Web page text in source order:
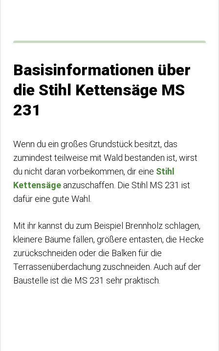
Basisinformationen über
die Stihl Kettensäge MS
231
Wenn du ein großes Grundstück besitzt, das
zumindest teilweise mit Wald bestanden ist, wirst
du nicht daran vorbeikommen, dir eine Stihl
Kettensäge anzuschaffen. Die Stihl MS 231 ist
dafür eine gute Wahl.
Mit ihr kannst du zum Beispiel Brennholz schlagen,
kleinere Bäume fällen, größere entasten, die Hecke
zurückschneiden oder die Balken für die
Terrassenüberdachung zuschneiden. Auch auf der
Baustelle ist die MS 231 sehr praktisch.